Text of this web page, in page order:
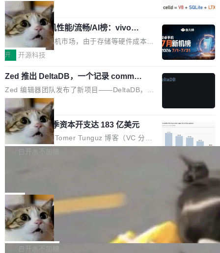
目 Celld，一个能在自己机器上运行 Cloudflare
Workers 和 Durable Objects 的守护进程。 设
计思路很直接：每个对象是一个独立的 SQLite
数据库，按名称寻址，复制到你自己的 S3 兼容
存储库里。节点之间只通过这个存储库协调——
个小型数据库，应用天然按分片构建，单个数据
库的竞争和爆炸半径问题在设计层面就被消除
了。 闲置的 cell 会休眠到几乎不占资源。当 cel
l 迁移或唤醒时，新宿主从 S3 恢复 SQLite 数据
库继续执行。存储库是持久化的唯一真相...
局
鲁大师7月新机性能/流畅/AI榜：vivo夺
性能、流畅双第一，三星Galaxy Z系列
新折叠缺席
2026年7月的手机市场，由于存储等硬件成本暴
增，手机厂商的日子也不好过啊，新机速度明显
高价的三星折叠（三星Galaxy Z Fold8 Ultra / Z
Fold8 / Z Flip8）外，其余要么是中低端机器，
例如iQOO Z11i、REDMI Note 17、REDMI No
te 17 Pro、OPPO K15，要么是vivo X300 E这
样的次旗舰。 Galaxy Z Fold8 Ultra / Z Fold8 /
Z Flip8三款折叠屏新机均在7月22日发布，且全
部搭载骁龙8 Elite Gen5 for Galaxy，它们本该
开 开源科技
Zed 推出 DeltaDB，一个记录 commit
之间所有操作的版本控制系统
Zed 编辑器团队发布了新项目——DeltaDB，一
个在 git commit 之间记录每一次编辑操作的版
本控制系统。目前处于 Early Access 阶段。 De
ltaDB 的核心思路直接写在 landing page 最显
眼的位置：「Software is made between com
mits」——软件是在 commit 之间写出来的。git
是把这段空隙补上。 回退到任何一次编辑：Delt
aDB 捕获 commit 之间的每一次操作，...
局
SpaceXAI 单季资本开支达 183 亿美元
根据风险投资人Tomer Tunguz 博客（VC 分
析）披露的最新分析与第二季度业绩报告，Spac
微软同期总资本开支的四成。 与亚马逊、Alpha
bet、微软以及 Meta 等传统科技巨头相比，Spa
ceXAI的资金消耗速度尤为引人瞩目。然而，支
撑庞大支出的资金来源却呈现出截然不同的面
貌。数据显示，微软和 Meta 主要依托充沛的经
白开水不加糖
一个在终端里运行的编程 agent；Muse Spark
1.2，驱动这个 agent 的新模型。一句话概括：
你可以用 curl -fsSL https://dev.meta.ai/install.
sh | bash 安装一个能在大项目里自动规划、写
代码、验证结果的 AI 终端工具。 据介绍，Muse
局
美团开源 LoHoSearch，用知识图谱校
准 AI 能力认知
机器出题的前提，是让机器拥有全局视野。整个
构建流程可以分为四个环节：建图 → 控制难度
白开水不加糖